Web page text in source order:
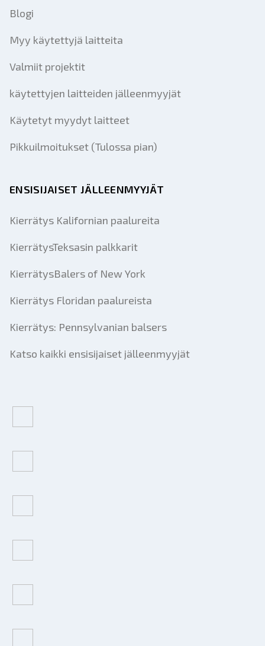
Blogi
Myy käytettyjä laitteita
Valmiit projektit
käytettyjen laitteiden jälleenmyyjät
Käytetyt myydyt laitteet
Pikkuilmoitukset (Tulossa pian)
ENSISIJAISET JÄLLEENMYYJÄT
Kierrätys Kalifornian paalureita
KierrätysTeksasin palkkarit
KierrätysBalers of New York
Kierrätys Floridan paalureista
Kierrätys: Pennsylvanian balsers
Katso kaikki ensisijaiset jälleenmyyjät